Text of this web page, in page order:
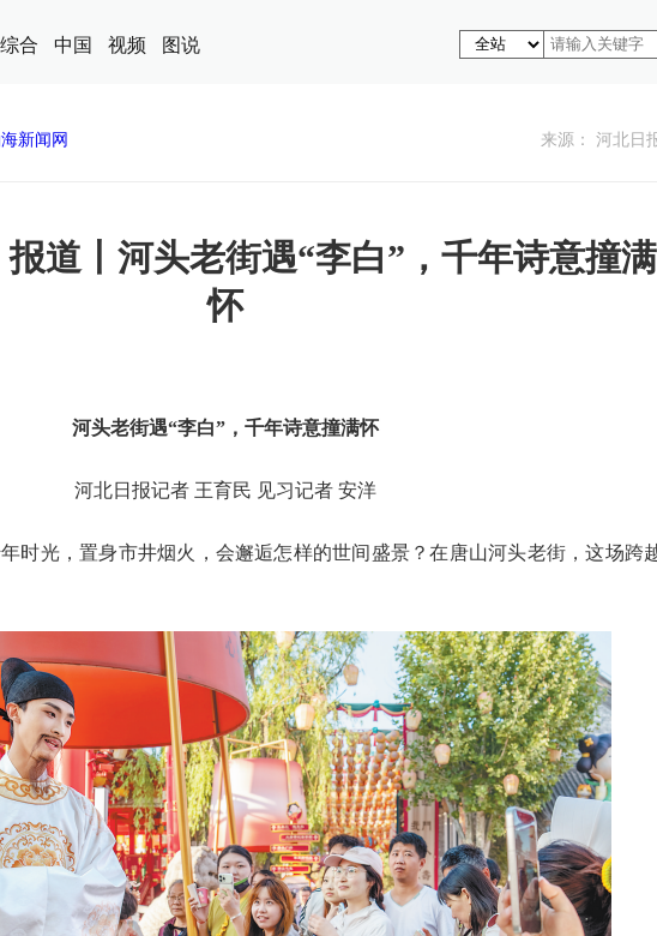
综合 中国 视频 图说
新闻网 来源： 河北日
报道丨河头老街遇“李白”，千年诗意撞满
怀
河头老街遇“李白”，千年诗意撞满怀
河北日报记者 王育民 见习记者 安洋
时光，置身市井烟火，会邂逅怎样的世间盛景？在唐山河头老街，这场跨